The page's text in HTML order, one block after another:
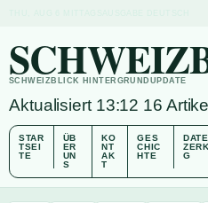
SCHWEIZBLICK HINTERGRUNDUPDATE
Aktualisiert 13:12 16
STAR
TSEI
TE
ÜB
ER
UN
S
KO
NT
AK
T
GES
CHIC
HTE
G